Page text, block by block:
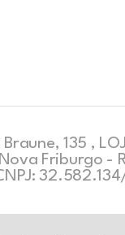
135 ,
Friburgo -
CNPJ: